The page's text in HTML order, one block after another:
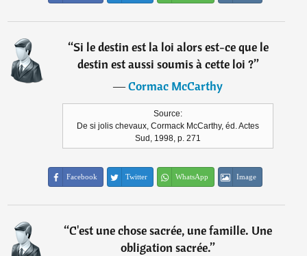
“Si le destin est la loi alors est-ce que le
destin est aussi soumis à cette loi ?”
―Cormac McCarthy
Source:
De si jolis chevaux, Cormack McCarthy, éd. Actes
Sud, 1998, p. 271
Facebook Twitter WhatsApp Image
“C'est une chose sacrée, une famille. Une
obligation sacrée.”